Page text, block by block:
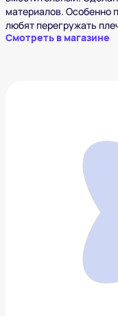
материалов. Особенно
любят перегружать
Смотреть в магазине
Сумка